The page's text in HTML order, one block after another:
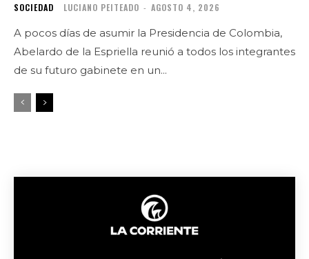
SOCIEDAD LUCIANO PEITEADO - AGOSTO 4, 2026
A pocos días de asumir la Presidencia de Colombia,
Abelardo de la Espriella reunió a todos los integrantes
de su futuro gabinete en un...